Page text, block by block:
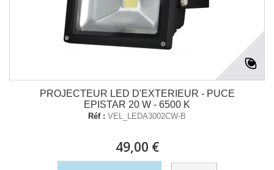
PROJECTEUR LED D'EXTERIEUR - PUCE
EPISTAR 20 W - 6500 K
Réf : VEL_LEDA3002CW-B
49,00 €